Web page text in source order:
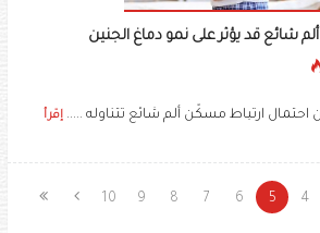
شائع قد يؤثر على نمو دماغ الجنين
ارتباط مسكّن ألم شائع تتناوله ..... إقرأ
4
5
6
7
8
9
10